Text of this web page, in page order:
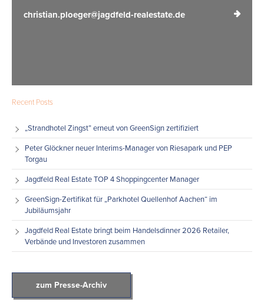
christian.ploeger@jagdfeld-realestate.de
Recent Posts
„Strandhotel Zingst” erneut von GreenSign zertifiziert
Peter Glöckner neuer Interims-Manager von Riesapark und PEP
Torgau
Jagdfeld Real Estate TOP 4 Shoppingcenter Manager
GreenSign-Zertifikat für „Parkhotel Quellenhof Aachen“ im
Jubiläumsjahr
Jagdfeld Real Estate bringt beim Handelsdinner 2026 Retailer,
Verbände und Investoren zusammen
zum Presse-Archiv